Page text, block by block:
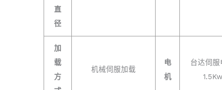
直
径
加
载
方
机械伺服加载
电
机
台达伺服
1.5Kw